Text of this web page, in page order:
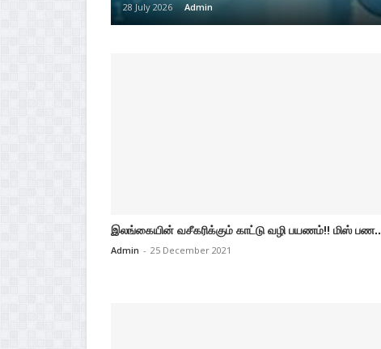
28 July 2026 Admin
இலங்கையின் வசீகரிக்கும் காட்டு வழி பயணம்!! மிஸ் பண..
Admin - 25 December 2021